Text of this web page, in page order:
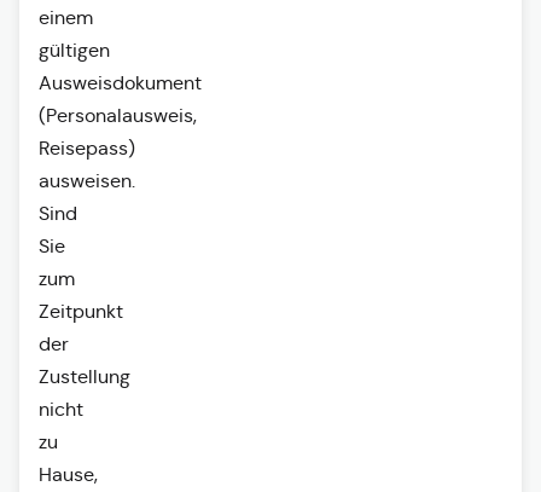
einem
gültigen
Ausweisdokument
(Personalausweis,
Reisepass)
ausweisen.
Sind
Sie
zum
Zeitpunkt
der
Zustellung
nicht
zu
Hause,